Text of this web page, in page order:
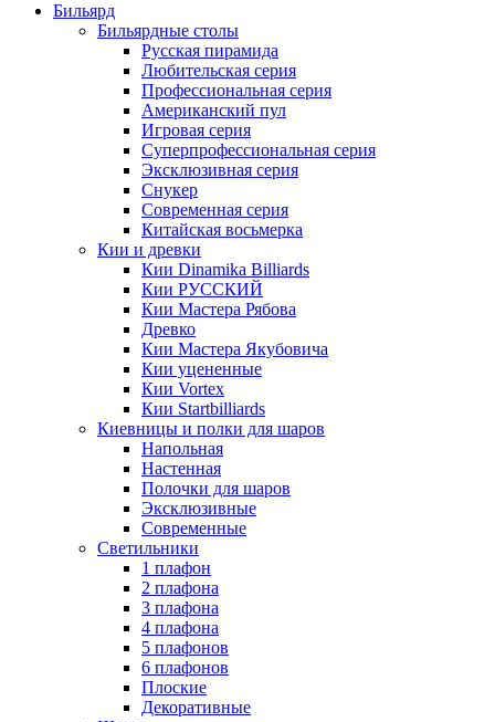
Бильярд
Бильярдные столы
Русская пирамида
Любительская серия
Профессиональная серия
Американский пул
Игровая серия
Суперпрофессиональная серия
Эксклюзивная серия
Снукер
Современная серия
Китайская восьмерка
Кии и древки
Кии Dinamika Billiards
Кии РУССКИЙ
Кии Мастера Рябова
Древко
Кии Мастера Якубовича
Кии уцененные
Кии Vortex
Кии Startbilliards
Киевницы и полки для шаров
Напольная
Настенная
Полочки для шаров
Эксклюзивные
Современные
Светильники
1 плафон
2 плафона
3 плафона
4 плафона
5 плафонов
6 плафонов
Плоские
Декоративные